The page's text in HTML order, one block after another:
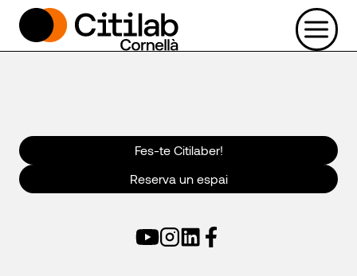
contingut
Fes-te Citilaber!
Reserva un espai